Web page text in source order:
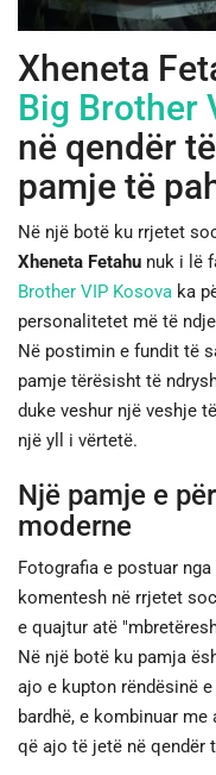
JETA
SPORTI
SHENDETI
Xheneta
Big Brother
në qendër
pamje të
Në një botë ku rrjetet
Xheneta Fetahu nuk i lë
Brother VIP Kosova ka
personalitetet më të
Në postimin e fundit të
pamje tërësisht të
duke veshur një veshje
një yll i vërtetë.
Një pamje e
moderne
Fotografia e postuar nga
komentesh në rrjetet
e quajtur atë
Në një botë ku pamja
ajo e kupton rëndësinë
bardhë, e kombinuar
që ajo të jetë në qendër